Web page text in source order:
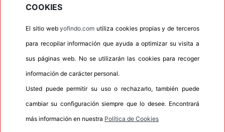
Calidad PREMIUM
P.O.R. No
Oportunidad
COOKIES
El sitio webyofindo.com utiliza cookies propias y de terceros
para recopilar información que ayuda a optimizar su visita a
sus páginas web. No se utilizarán las cookies para recoger
información de carácter personal.
Usted puede permitir su uso o rechazarlo, también puede
cambiar su configuración siempre que lo desee. Encontrará
más información en nuestra Política de Cookies